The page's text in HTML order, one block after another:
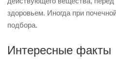
здоровьем. Иногда при
подбора.
Интересные факты